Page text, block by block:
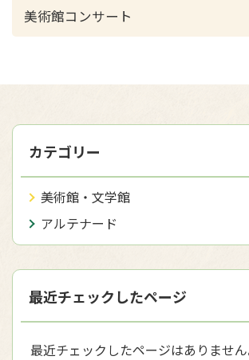
美術館コンサート
カテゴリー
美術館・文学館
アルテナード
最近チェックしたページ
最近チェックしたページはありません